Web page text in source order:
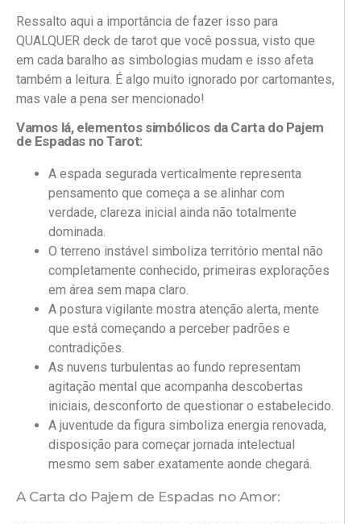
Ressalto aqui a importância de fazer isso para
QUALQUER deck de tarot que você possua, visto que
em cada baralho as simbologias mudam e isso afeta
também a leitura. É algo muito ignorado por cartomantes,
mas vale a pena ser mencionado!
Vamos lá, elementos simbólicos da Carta do Pajem
de Espadas no Tarot:
A espada segurada verticalmente representa
pensamento que começa a se alinhar com
verdade, clareza inicial ainda não totalmente
dominada.
O terreno instável simboliza território mental não
completamente conhecido, primeiras explorações
em área sem mapa claro.
A postura vigilante mostra atenção alerta, mente
que está começando a perceber padrões e
contradições.
As nuvens turbulentas ao fundo representam
agitação mental que acompanha descobertas
iniciais, desconforto de questionar o estabelecido.
A juventude da figura simboliza energia renovada,
disposição para começar jornada intelectual
mesmo sem saber exatamente aonde chegará.
A Carta do Pajem de Espadas no Amor: